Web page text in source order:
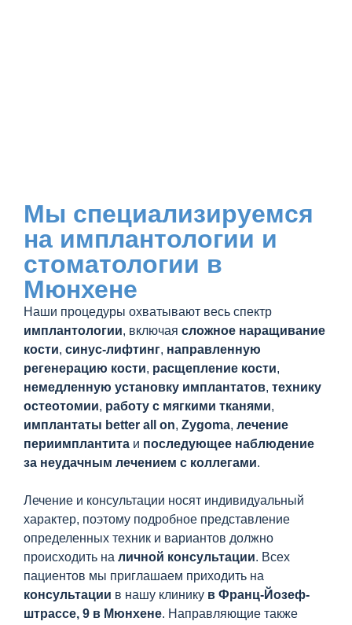
Мы специализируемся
на имплантологии и
стоматологии в
Мюнхене
Наши процедуры охватывают весь спектр
имплантологии, включая сложное наращивание
кости, синус-лифтинг, направленную
регенерацию кости, расщепление кости,
немедленную установку имплантатов, технику
остеотомии, работу с мягкими тканями,
имплантаты better all on, Zygoma, лечение
периимплантита и последующее наблюдение
за неудачным лечением с коллегами.
Лечение и консультации носят индивидуальный
характер, поэтому подробное представление
определенных техник и вариантов должно
происходить на личной консультации. Всех
пациентов мы приглашаем приходить на
консультации в нашу клинику в Франц-Йозеф-
штрассе, 9 в Мюнхене. Направляющие также